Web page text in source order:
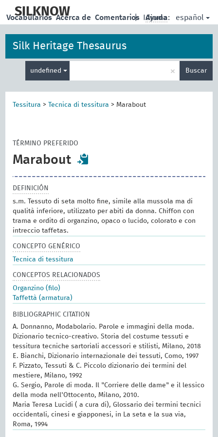
main
SILKNOW | Idioma: español
Vocabularios Acerca de Comentarios Ayuda
Silk Heritage Thesaurus
undefined × Buscar
Tessitura > Tecnica di tessitura > Marabout
TÉRMINO PREFERIDO
Marabout
DEFINICIÓN
s.m. Tessuto di seta molto fine, simile alla mussola ma di
qualità inferiore, utilizzato per abiti da donna. Chiffon con
trama e ordito di organzino, opaco o lucido, colorato e con
intreccio taffetas.
CONCEPTO GENÉRICO
Tecnica di tessitura
CONCEPTOS RELACIONADOS
Organzino (filo)
Taffettà (armatura)
BIBLIOGRAPHIC CITATION
A. Donnanno, Modabolario. Parole e immagini della moda.
Dizionario tecnico-creativo. Storia del costume tessuti e
tessitura tecniche sartoriali accessori e stilisti, Milano, 2018
E. Bianchi, Dizionario internazionale dei tessuti, Como, 1997
F. Pizzato, Tessuti & C. Piccolo dizionario dei termini del
mestiere, Milano, 1992
G. Sergio, Parole di moda. Il "Corriere delle dame" e il lessico
della moda nell'Ottocento, Milano, 2010.
Maria Teresa Lucidi ( a cura di), Glossario dei termini tecnici
occidentali, cinesi e giapponesi, in La seta e la sua via,
Roma, 1994